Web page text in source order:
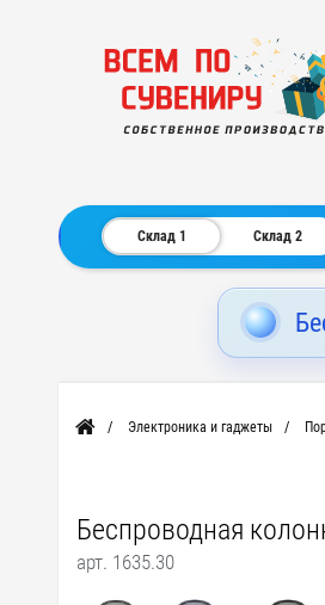
Склад 1 Склад 2
Главная Электроника и гаджеты
Беспроводная
арт. 1635.30